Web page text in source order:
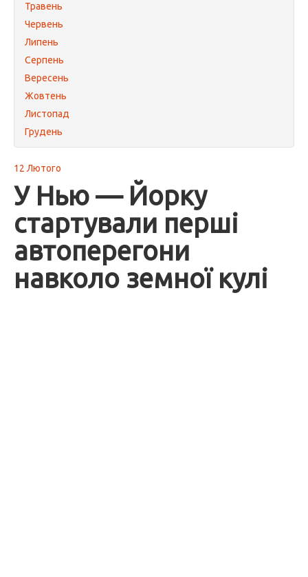
Травень
Червень
Липень
Серпень
Вересень
Жовтень
Листопад
Грудень
12 Лютого
У Нью — Йорку
стартували перші
автоперегони
навколо земної кулі